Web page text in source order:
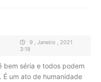
9 , Janeiro , 2021
3:18
bem séria e todos podem
um ato de humanidade